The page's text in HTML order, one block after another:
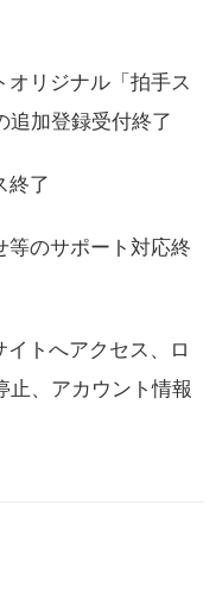
リジナル「拍手ス
追加登録受付終了
終了
のサポート対応終
イトへアクセス、ロ
止、アカウント情報